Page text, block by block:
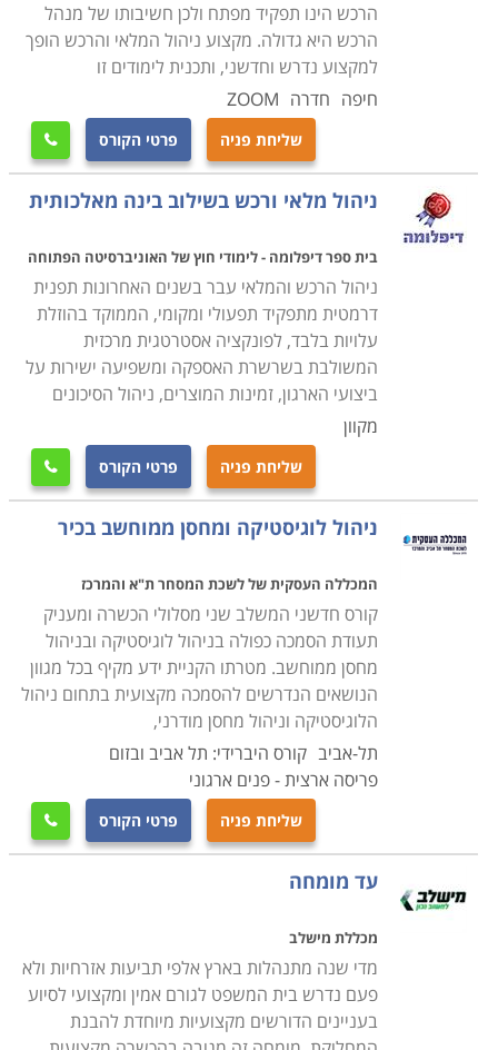
הקורס מקנה את כל הידע הנדרש, כך גם מי שאין לו כל
רקע בתחום, יוכל בסיום הקורס להיות מוכן לקראת עבודה
בתחום, כאשר ניתן כבר במהלך הקורס לנסות ולהשתלב
במחלקות הרכש של חברות מסוימות ולהתחיל לרכוש
ניסיון. קורס רכש ולוגיסטיקה מתקיים בכל רחבי הארץ: חיפה,
תל אביב , נתניה, כפר סבא ועוד מקומות רבים נוספים
אחרים.
הרכש הינו תפקיד מפתח ולכן חשיבותו של מנהל
הרכש היא גדולה. מקצוע ניהול המלאי והרכש הופך
למקצוע נדרש וחדשני, ותכנית לימודים זו
חיפה חדרה ZOOM
שליחת פניה פרטי הקורס 
ניהול מלאי ורכש בשילוב בינה מאלכותית
בית ספר דיפלומה - לימודי חוץ של האוניברסיטה הפתוחה
ניהול הרכש והמלאי עבר בשנים האחרונות תפנית
דרמטית מתפקיד תפעולי ומקומי, הממוקד בהוזלת
עלויות בלבד, לפונקציה אסטרטגית מרכזית
המשולבת בשרשרת האספקה ומשפיעה ישירות על
ביצועי הארגון, זמינות המוצרים, ניהול הסיכונים
מקוון
שליחת פניה פרטי הקורס 
ניהול לוגיסטיקה ומחסן ממוחשב בכיר
המכללה העסקית של לשכת המסחר ת"א והמרכז
קורס חדשני המשלב שני מסלולי הכשרה ומעניק
תעודת הסמכה כפולה בניהול לוגיסטיקה ובניהול
מחסן ממוחשב. מטרתו הקניית ידע מקיף בכל מגוון
הנושאים הנדרשים להסמכה מקצועית בתחום ניהול
הלוגיסטיקה וניהול מחסן מודרני,
תל-אביב קורס היברידי: תל אביב ובזום
פריסה ארצית - פנים ארגוני
שליחת פניה פרטי הקורס 
עד מומחה
מכללת מישלב
מדי שנה מתנהלות בארץ אלפי תביעות אזרחיות ולא
פעם נדרש בית המשפט לגורם אמין ומקצועי לסיוע
בעניינים הדורשים מקצועיות מיוחדת להבנת